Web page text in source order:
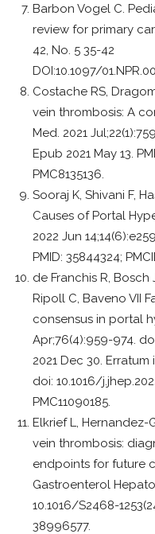
Barbon Vogel C.
review for primary
42, No. 5 35-42
DOI:10.1097/
Costache RS,
vein thrombosis: A
Med. 2021
Epub 2021 May 13.
PMC8135136.
Sooraj K, Shivani F,
Causes of Portal
2022 Jun
PMID: 35844324;
de Franchis R, Bosch
Ripoll C, Baveno VII
consensus in portal
Apr;76(4):959-974.
2021 Dec 30. Erratum
doi: 10.1016/
PMC11090185.
Elkrief L, Hernandez-
vein thrombosis:
endpoints for future
Gastroenterol
10.1016/S2468-
38996577.